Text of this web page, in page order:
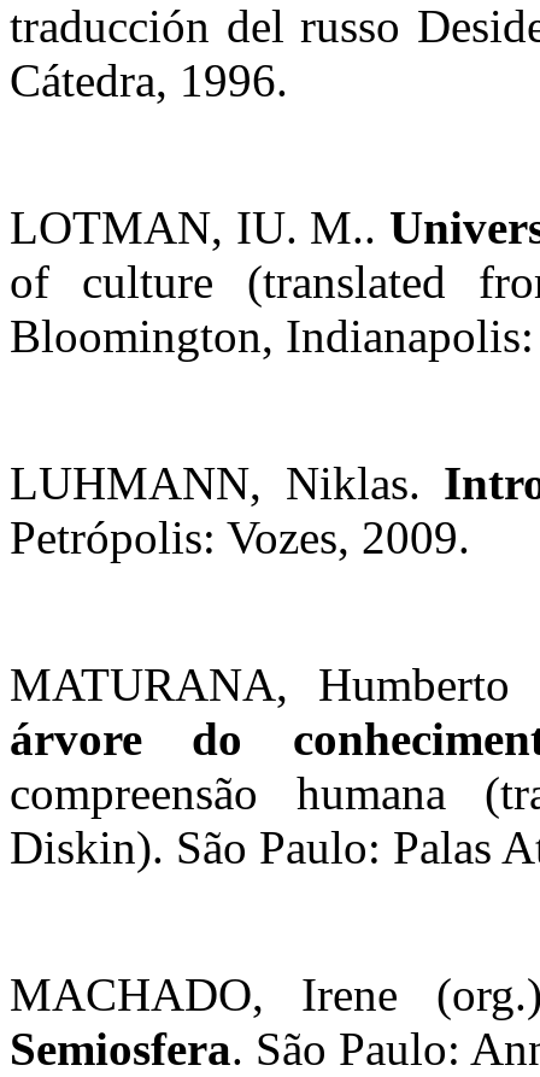
traducción del russo
Cátedra, 1996.
LOTMAN, IU. M..
of culture (translated
Bloomington,
LUHMANN, Niklas.
Petrópolis: Vozes, 2009.
MATURANA,
árvore do
compreensão humana
Diskin). São Paulo: Palas
MACHADO, Irene
Semiosfera. São Paulo: